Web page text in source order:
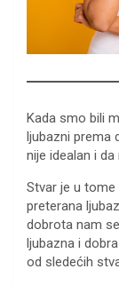
Kada smo bili
ljubazni prema
nije idealan i
Stvar je u
preterana
dobrota nam
ljubazna i
od sledećih